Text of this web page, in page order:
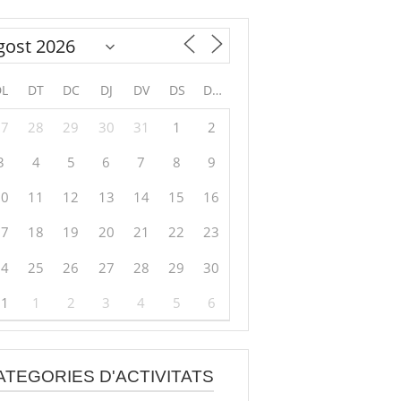
DT DC DJ DV DS DG
28 29 30 31 1
2
4 5 6 7 8
9
11 12 13 14 15
16
18 19 20 21 22
23
25 26 27 28 29
30
1 2 3 4 5 6
D'ACTIVITATS